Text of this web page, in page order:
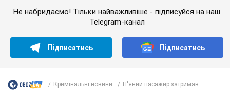
Не набридаємо! Тільки найважливіше - підписуйся на наш
Telegram-канал
Підписатись Підписатись
Кримінальні новини П'яний пасажир затримав...